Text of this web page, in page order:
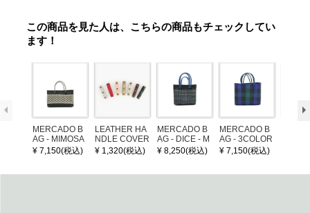
この商品を見た人は、こちらの商品もチェックしてい
ます！
MERCADO B
AG - MIMOSA
- Black / Crea
¥ 7,150(税込)
LEATHER HA
NDLE COVER
¥ 1,320(税込)
MERCADO B
AG - DICE - M
OSAIC - Black
¥ 8,250(税込)
MERCADO B
AG - 3COLOR
S CHECK - Bl
¥ 7,150(税込)